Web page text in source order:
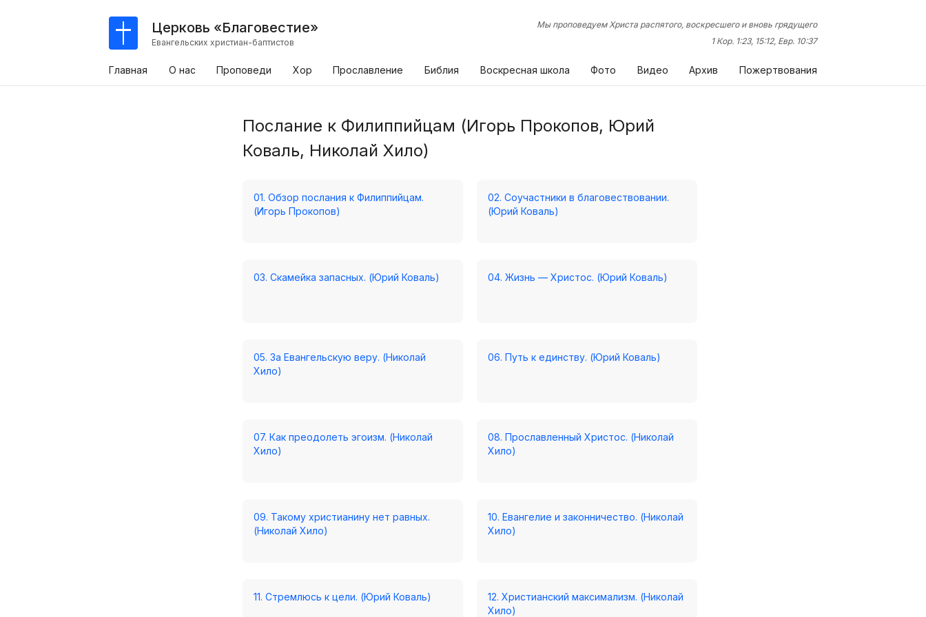
Церковь «Благовестие»
Евангельских христиан-баптистов
Мы проповедуем Христа распятого, воскресшего и вновь грядущего
1 Кор. 1:23, 15:12, Евр. 10:37
Главная О нас Проповеди Хор Прославление Библия Воскресная школа Фото Видео Архив Пожертвования
Послание к Филиппийцам (Игорь Прокопов, Юрий
Коваль, Николай Хило)
01. Обзор послания к Филиппийцам.
(Игорь Прокопов)
02. Соучастники в благовествовании.
(Юрий Коваль)
03. Скамейка запасных. (Юрий Коваль) 04. Жизнь — Христос. (Юрий Коваль)
05. За Евангельскую веру. (Николай
Хило)
06. Путь к единству. (Юрий Коваль)
07. Как преодолеть эгоизм. (Николай
Хило)
08. Прославленный Христос. (Николай
Хило)
09. Такому христианину нет равных.
(Николай Хило)
10. Евангелие и законничество. (Николай
Хило)
11. Стремлюсь к цели. (Юрий Коваль)
12. Христианский максимализм. (Николай
Хило)